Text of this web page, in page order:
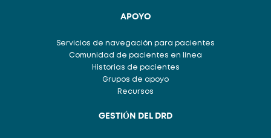
APOYO
Servicios de navegación para pacientes
Comunidad de pacientes en línea
Historias de pacientes
Grupos de apoyo
Recursos
GESTIÓN DEL DRD